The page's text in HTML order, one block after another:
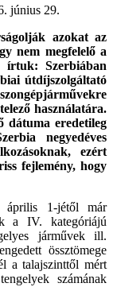
június 29.
azokat az
nem megfelelő a
írtuk: Szerbiában
útdíjszolgáltató
használatára.
dátuma eredetileg
negyedéves
ezért
fejlemény, hogy
április 1-jétől már
a IV. kategóriájú
járművek ill.
össztömege
a talajszinttől mért
számának